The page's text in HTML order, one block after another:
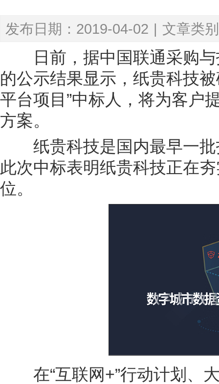
发布日期：2019-04-02 | 文章类
日前，据中国联通采购与
的公示结果显示，纸贵科技
平台项目”中标人，将为客户
方案。
纸贵科技是国内最早一批
此次中标表明纸贵科技正在
位。
在“互联网+”行动计划、大